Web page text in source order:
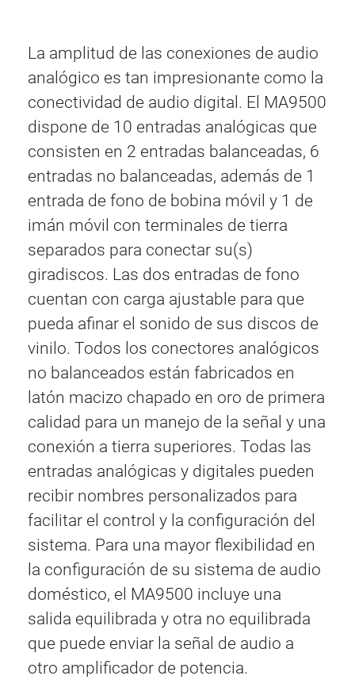
La amplitud de las conexiones de audio
analógico es tan impresionante como la
conectividad de audio digital. El MA9500
dispone de 10 entradas analógicas que
consisten en 2 entradas balanceadas, 6
entradas no balanceadas, además de 1
entrada de fono de bobina móvil y 1 de
imán móvil con terminales de tierra
separados para conectar su(s)
giradiscos. Las dos entradas de fono
cuentan con carga ajustable para que
pueda afinar el sonido de sus discos de
vinilo. Todos los conectores analógicos
no balanceados están fabricados en
latón macizo chapado en oro de primera
calidad para un manejo de la señal y una
conexión a tierra superiores. Todas las
entradas analógicas y digitales pueden
recibir nombres personalizados para
facilitar el control y la configuración del
sistema. Para una mayor flexibilidad en
la configuración de su sistema de audio
doméstico, el MA9500 incluye una
salida equilibrada y otra no equilibrada
que puede enviar la señal de audio a
otro amplificador de potencia.